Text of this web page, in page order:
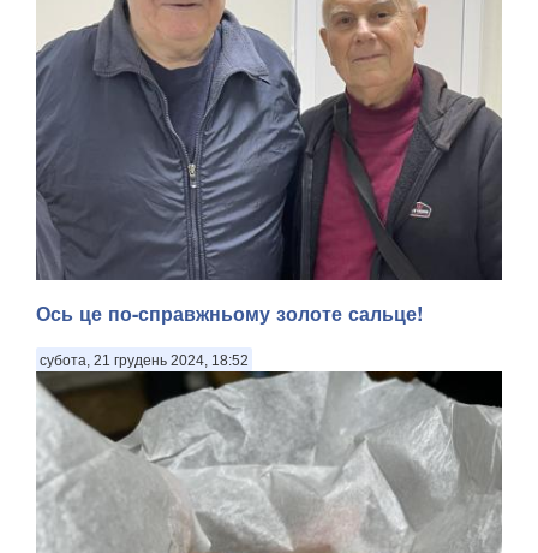
Журналістськими стежками-дорогами. ВИСОКА ЖИТТЄВА
МАРКА ПОЛКОВНИКА МУЛЯРА. Не відкриватиму усіх
деталей наших загальних суттєвих обставин, але із цим
добродієм, що зображений на світлині поруч зі мною, ми
зустрілися місяць тому в черзі на очікування ме...
Ось це по-справжньому золоте сальце!
субота, 21 грудень 2024, 18:52